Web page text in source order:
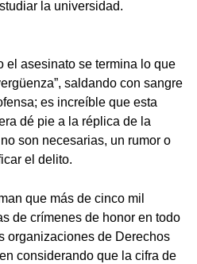
la universidad.
el asesinato se termina lo que
saldando con sangre
es increíble que esta
dé pie a la réplica de la
son necesarias, un rumor o
el delito.
que más de cinco mil
de crímenes de honor en todo
organizaciones de Derechos
considerando que la cifra de